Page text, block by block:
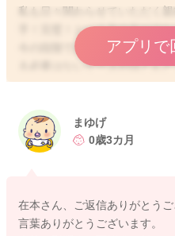
私も日々関わらせていただく
手！完璧！という方の方が少
今の段階で赤ちゃんの今後に
る必要はないケースがほとん
詳しく解説しています。よか
よろしくお願いします😊
アプリで
まゆげ
0歳3カ月
在本さん、ご返信ありがとう
言葉ありがとうございます。